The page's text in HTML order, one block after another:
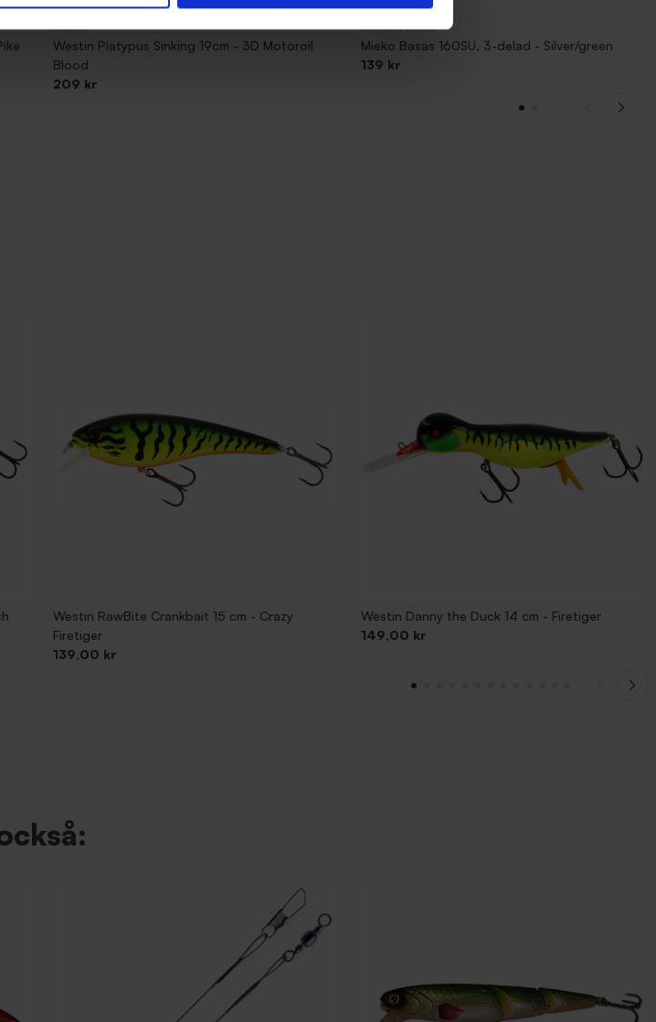
Westin
Westin Platypus Sinking 19cm - 3D Motoroil
Blood
209 kr
Mieko Predator
Mieko Basas 160SU, 3-delad - Silver/green
139 kr
Westin RawBite Crankbait 15 cm - Crazy
Firetiger
Pris
139,00 kr
Westin Danny the Duck 14 cm - Firetiger
Pris
149,00 kr